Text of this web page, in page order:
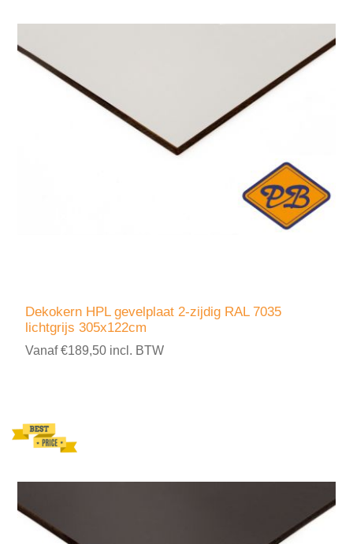
Dekokern HPL gevelplaat 2-zijdig RAL 7035
lichtgrijs 305x122cm
Vanaf €189,50 incl. BTW